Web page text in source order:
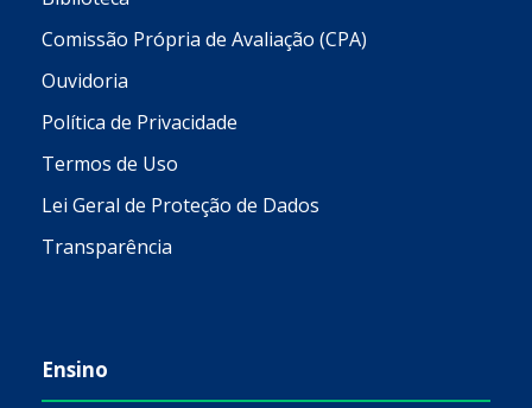
Comissão Própria de Avaliação (CPA)
Ouvidoria
Política de Privacidade
Termos de Uso
Lei Geral de Proteção de Dados
Transparência
Ensino